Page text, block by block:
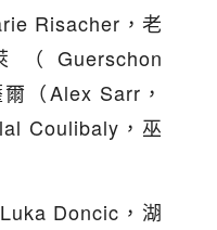
Risacher，老
Guerschon
（Alex Sarr，
Coulibaly，巫
Doncic，湖